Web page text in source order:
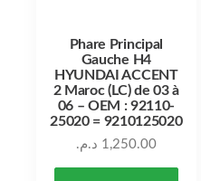
Phare Principal
Gauche H4
HYUNDAI ACCENT
2 Maroc (LC) de 03 à
06 – OEM : 92110-
25020 = 9210125020
1,250.00 د.م.